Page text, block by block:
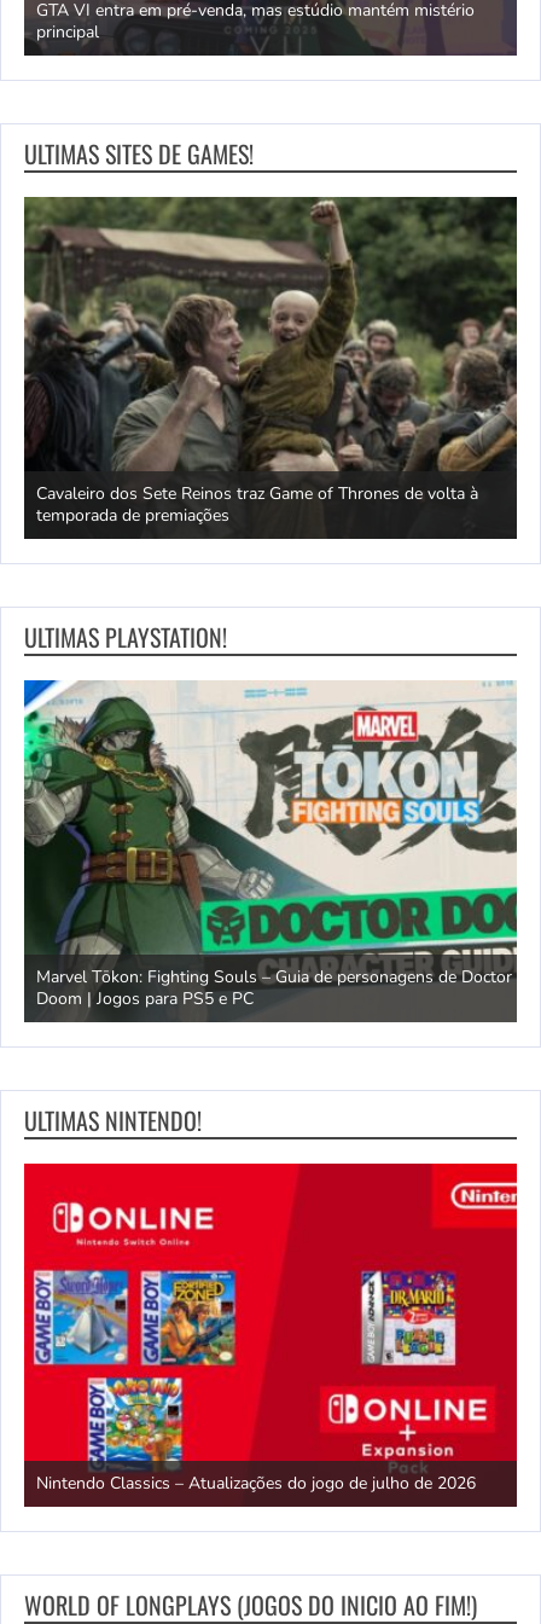
GTA VI entra em pré-venda, mas estúdio mantém mistério
principal
ULTIMAS SITES DE GAMES!
Cavaleiro dos Sete Reinos traz Game of Thrones de volta à
temporada de premiações
ULTIMAS PLAYSTATION!
Marvel Tōkon: Fighting Souls – Guia de personagens de Doctor
Doom | Jogos para PS5 e PC
ULTIMAS NINTENDO!
Nintendo Classics – Atualizações do jogo de julho de 2026
WORLD OF LONGPLAYS (JOGOS DO INICIO AO FIM!)